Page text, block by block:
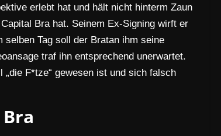
erlebt hat und hält nicht hinterm Zaun
Bra hat. Seinem Ex-Signing wirft er
selben Tag soll der Bratan ihm seine
traf ihn entsprechend unerwartet.
F*tze“ gewesen ist und sich falsch